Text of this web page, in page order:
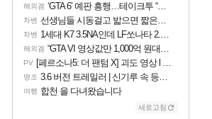
해외겜 ‘GTA 6’ 예판 흥행…테이크투 “내부 예상 크게 넘어”
차벤 선생님들 시동걸고 밟으면 짧은간격으로 가다서다 하는데요
차벤 1세대 K7 3.5NA인데 LF쏘나타 2.0NA 기변하면 유류비 절약이 얼마나 될까요..?
해외겜 “GTA VI 영상값만 1,000억 원대?” 넷플릭스 계약 규모 추측
PV [페르소나5: 더 팬텀 X] 괴도 영상 l 타카마키 안·댄싱 스타
명조 3.6 버전 트레일러 | 신기루 속 등불 그림자, 속세에 깃든 검의 결심
여행 합천 을 다녀왔습니다
새로고침